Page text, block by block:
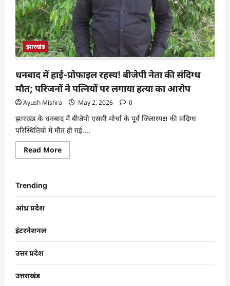
झारखंड
धनबाद में हाई-प्रोफाइल रहस्य! बीजेपी नेता की संदिग्ध
मौत; परिजनों ने पत्नियों पर लगाया हत्या का आरोप
Ayush Mishra May 2, 2026 0
झारखंड के धनबाद में बीजेपी एससी मोर्चा के पूर्व जिलाध्यक्ष की संदिग्ध
परिस्थितियों में मौत हो गई....
Read More
Trending
आंध्र प्रदेश
इंटरनेशनल
उत्तर प्रदेश
उत्तराखंड